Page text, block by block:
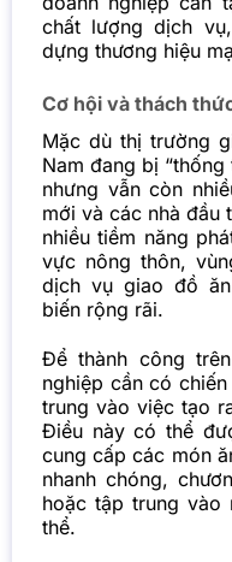
chất lượng dịch
dựng thương hiệu
Cơ hội và thách
Mặc dù thị trường
Nam đang bị
nhưng vẫn còn
mới và các nhà đầu
nhiều tiềm năng
vực nông thôn,
dịch vụ giao đồ
biến rộng rãi.
Để thành công
nghiệp cần có
trung vào việc tạo
Điều này có thể
cung cấp các món
nhanh chóng,
hoặc tập trung vào
thể.